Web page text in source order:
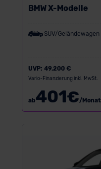
BMW X-Modelle
SUV/Geländewagen
UVP: 49.200 €
Vario-Finanzierung inkl. MwSt.
ab401€/Monat